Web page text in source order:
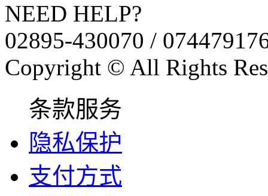
NEED HELP?
02895-430070 /
Copyright © All Rights
条款服务
隐私保护
支付方式